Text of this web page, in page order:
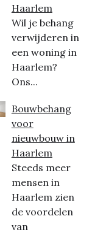
Haarlem
Wil je behang
verwijderen in
een woning in
Haarlem?
Ons...
Bouwbehang
voor
nieuwbouw in
Haarlem
Steeds meer
mensen in
Haarlem zien
de voordelen
van